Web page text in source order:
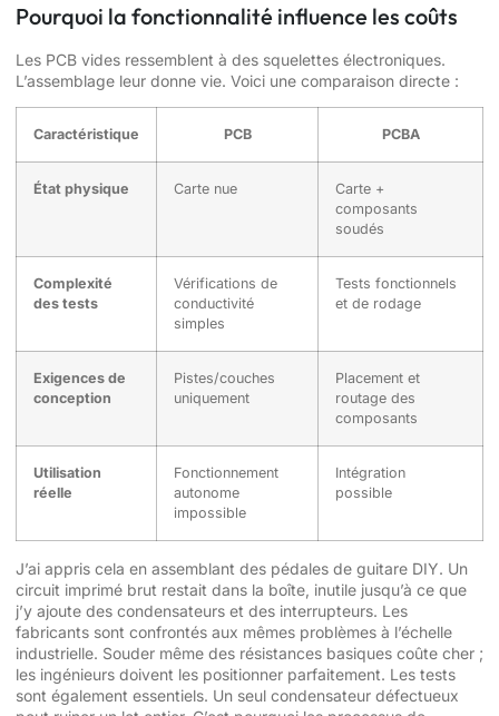
Pourquoi la fonctionnalité influence les coûts
Les PCB vides ressemblent à des squelettes électroniques.
L’assemblage leur donne vie. Voici une comparaison directe :
Caractéristique PCB PCBA
État physique Carte nue
Carte +
composants
soudés
Complexité
des tests
Vérifications de
conductivité
simples
Tests fonctionnels
et de rodage
Exigences de
conception
Pistes/couches
uniquement
Placement et
routage des
composants
Utilisation
réelle
Fonctionnement
autonome
impossible
Intégration
possible
J’ai appris cela en assemblant des pédales de guitare DIY. Un
circuit imprimé brut restait dans la boîte, inutile jusqu’à ce que
j’y ajoute des condensateurs et des interrupteurs. Les
fabricants sont confrontés aux mêmes problèmes à l’échelle
industrielle. Souder même des résistances basiques coûte cher ;
les ingénieurs doivent les positionner parfaitement. Les tests
sont également essentiels. Un seul condensateur défectueux